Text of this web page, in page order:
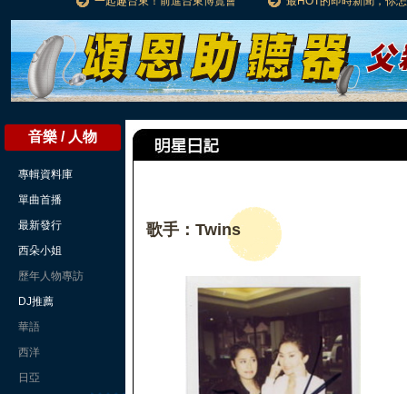
音樂 / 人物
專輯資料庫
單曲首播
最新發行
西朵小姐
歷年人物專訪
DJ推薦
華語
西洋
日亞
歌手：Twins